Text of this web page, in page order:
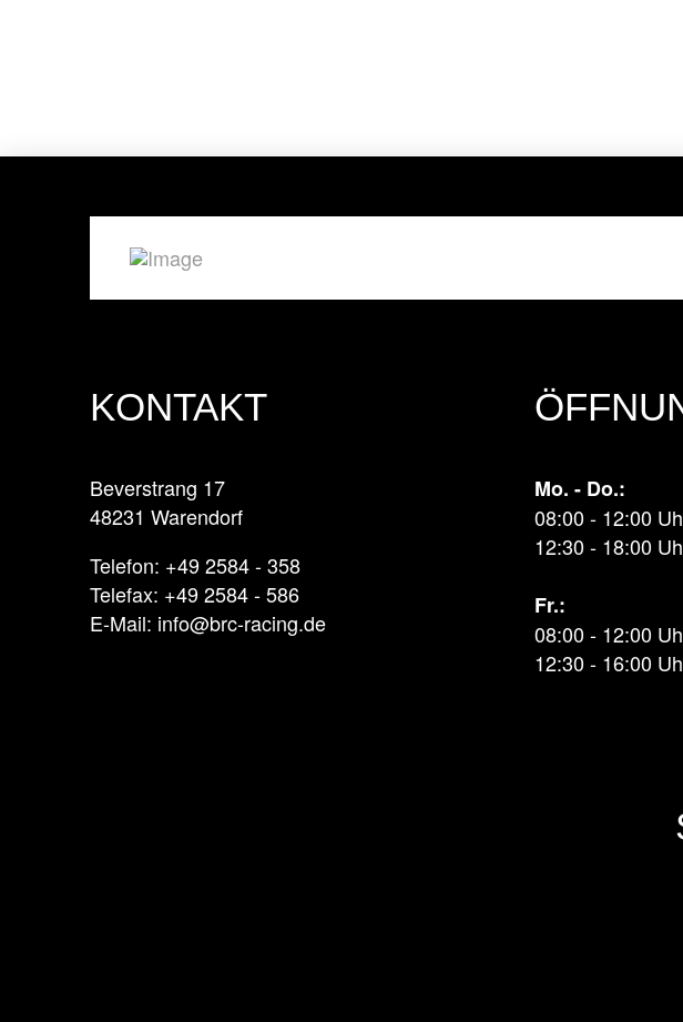
KONTAKT
Beverstrang 17
48231 Warendorf
Telefon: +49 2584 - 358
Telefax: +49 2584 - 586
E-Mail: info@brc-racing.de
Mo. - Do.:
08:00 - 12:00
12:30 - 18:00
Fr.:
08:00 - 12:00
12:30 - 16:00